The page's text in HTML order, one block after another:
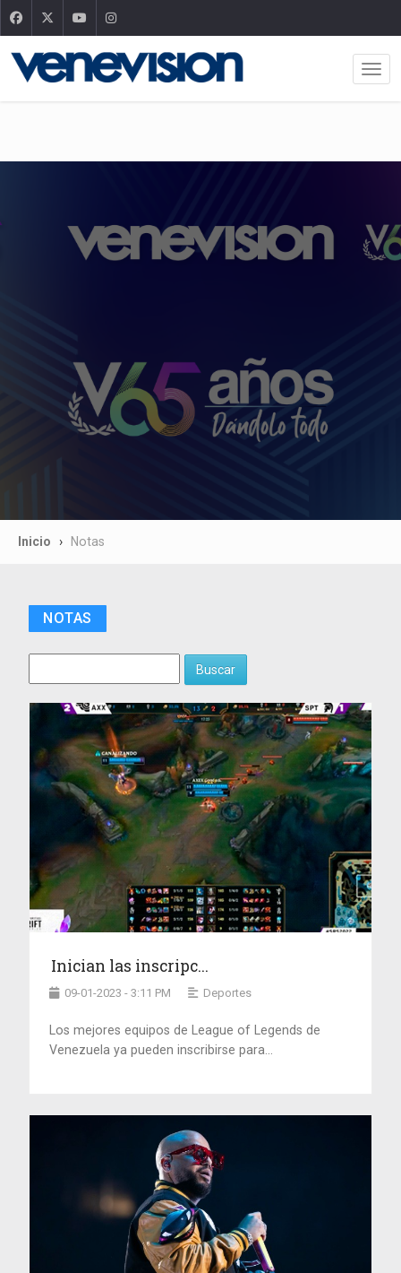
Inicio Notas
NOTAS
Buscar
Inician las inscripc...
09-01-2023 - 3:11 PM Deportes
Los mejores equipos de League of Legends de
Venezuela ya pueden inscribirse para...